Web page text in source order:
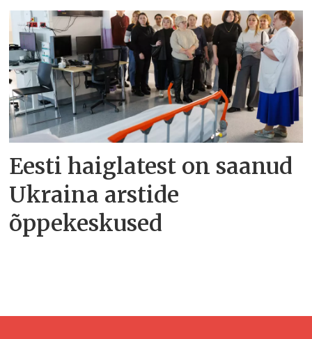
Eesti haiglatest on saanud
Ukraina arstide
õppekeskused